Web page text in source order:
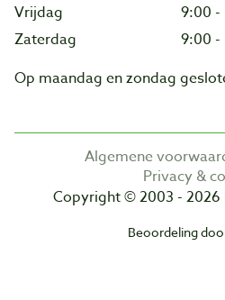
Vrijdag
9:00 -
Zaterdag
9:00 -
Op maandag en zondag
Algemene
Privacy &
Copyright © 2003 - 2026
Beoordeling